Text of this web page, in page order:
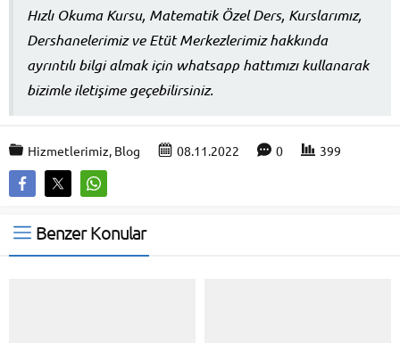
Hızlı Okuma Kursu, Matematik Özel Ders, Kurslarımız,
Dershanelerimiz ve Etüt Merkezlerimiz hakkında
ayrıntılı bilgi almak için whatsapp hattımızı kullanarak
bizimle iletişime geçebilirsiniz.
Hizmetlerimiz, Blog 08.11.2022 0 399
Benzer Konular